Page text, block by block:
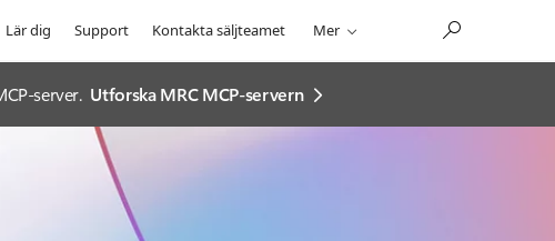
Lär dig Support Kontakta säljteamet Mer
server. Utforska MRC MCP-servern